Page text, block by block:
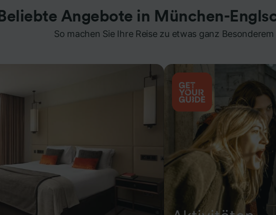
Beliebte Angebote in München-
So machen Sie Ihre Reise zu etwas ganz Besonderem